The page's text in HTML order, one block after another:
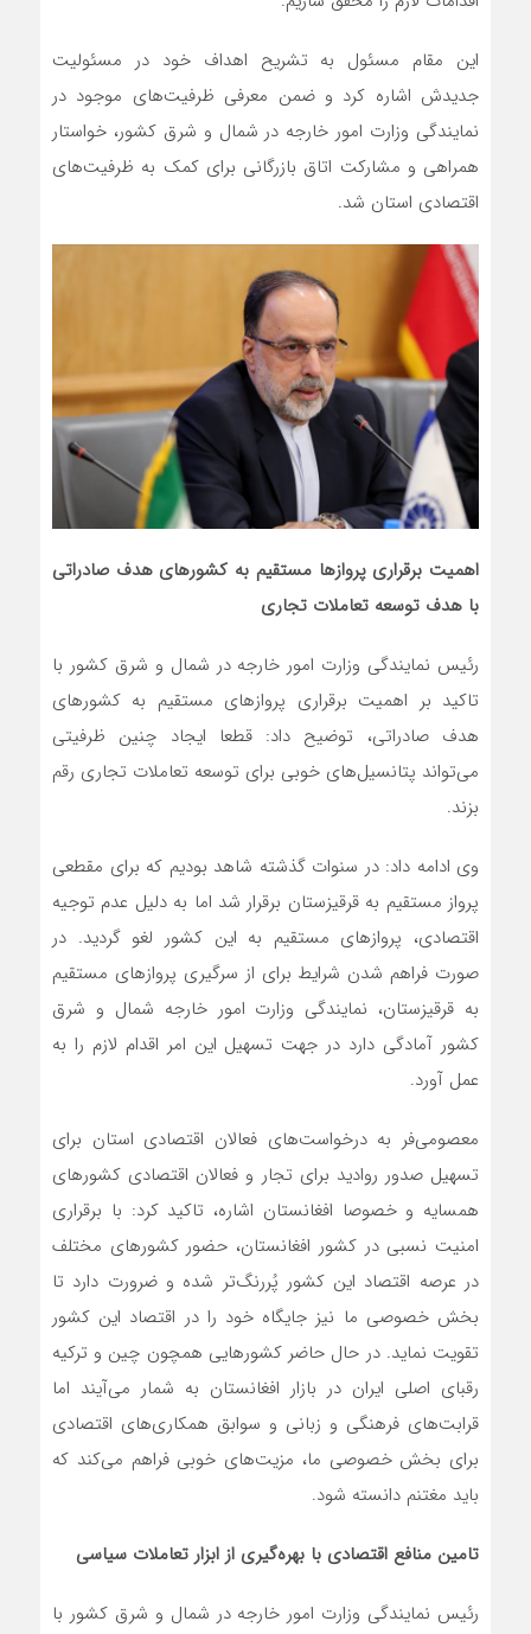
این مقام مسئول به تشریح اهداف خود در مسئولیت
جدیدش اشاره کرد و ضمن معرفی ظرفیت‌های موجود در
نمایندگی وزارت امور خارجه در شمال و شرق کشور، خواستار
همراهی و مشارکت اتاق بازرگانی برای کمک به ظرفیت‌های
اقتصادی استان شد.
اهمیت برقراری پروازها مستقیم به کشورهای هدف صادراتی
با هدف توسعه تعاملات تجاری
رئیس نمایندگی وزارت امور خارجه در شمال و شرق کشور با
تاکید بر اهمیت برقراری پروازهای مستقیم به کشورهای
هدف صادراتی، توضیح داد: قطعا ایجاد چنین ظرفیتی
می‌تواند پتانسیل‌های خوبی برای توسعه تعاملات تجاری رقم
بزند.
وی ادامه داد: در سنوات گذشته شاهد بودیم که برای مقطعی
پرواز مستقیم به قرقیزستان برقرار شد اما به دلیل عدم توجیه
اقتصادی، پروازهای مستقیم به این کشور لغو گردید. در
صورت فراهم شدن شرایط برای از سرگیری پروازهای مستقیم
به قرقیزستان، نمایندگی وزارت امور خارجه شمال و شرق
کشور آمادگی دارد در جهت تسهیل این امر اقدام لازم را به
عمل آورد.
معصومی‌فر به درخواست‌های فعالان اقتصادی استان برای
تسهیل صدور روادید برای تجار و فعالان اقتصادی کشورهای
همسایه و خصوصا افغانستان اشاره، تاکید کرد: با برقراری
امنیت نسبی در کشور افغانستان، حضور کشورهای مختلف
در عرصه اقتصاد این کشور پُررنگ‌تر شده و ضرورت دارد تا
بخش خصوصی ما نیز جایگاه خود را در اقتصاد این کشور
تقویت نماید. در حال حاضر کشورهایی همچون چین و ترکیه
رقبای اصلی ایران در بازار افغانستان به شمار می‌آیند اما
قرابت‌های فرهنگی و زبانی و سوابق همکاری‌های اقتصادی
برای بخش خصوصی ما، مزیت‌های خوبی فراهم می‌کند که
باید مغتنم دانسته شود.
تامین منافع اقتصادی با بهره‌‌گیری از ابزار تعاملات سیاسی
رئیس نمایندگی وزارت امور خارجه در شمال و شرق کشور با